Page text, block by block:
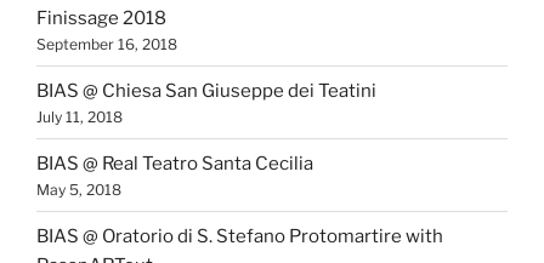
Finissage 2018
September 16, 2018
BIAS @ Chiesa San Giuseppe dei Teatini
July 11, 2018
BIAS @ Real Teatro Santa Cecilia
May 5, 2018
BIAS @ Oratorio di S. Stefano Protomartire with